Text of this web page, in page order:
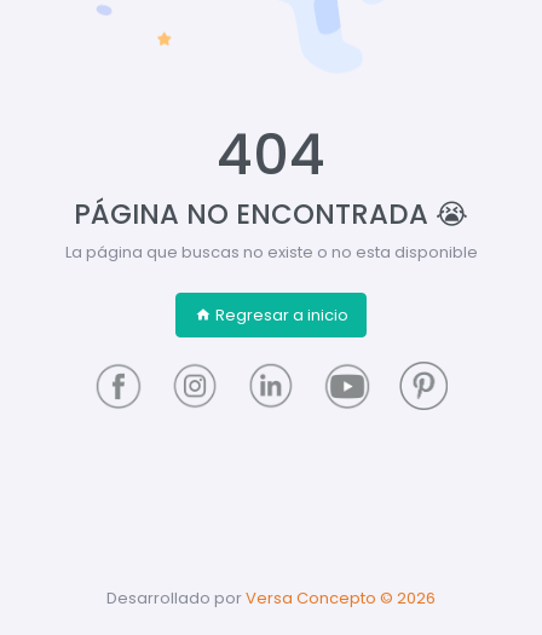
404
PÁGINA NO ENCONTRADA 😭
La página que buscas no existe o no esta disponible
Regresar a inicio
Desarrollado porVersa Concepto © 2026